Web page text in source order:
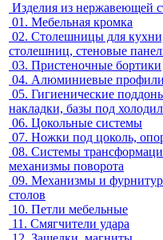
Изделия из нержавеющей
01. Мебельная кромка
02. Столешницы для
столешниц, стеновые
03. Пристеночные бортики
04. Алюминиевые
05. Гигиенические
накладки, базы под
06. Цокольные системы
07. Ножки под цоколь,
08. Системы
механизмы поворота
09. Механизмы и
столов
10. Петли мебельные
11. Смягчители удара